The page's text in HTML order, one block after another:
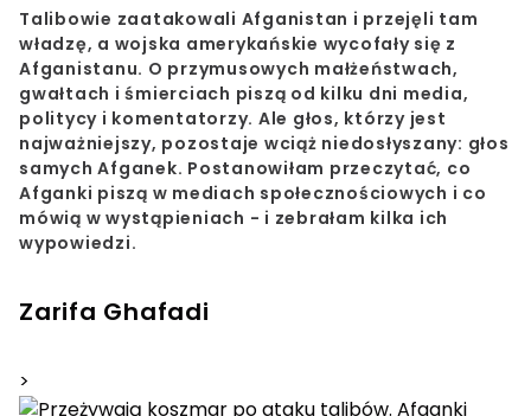
Talibowie zaatakowali Afganistan i przejęli tam
władzę, a wojska amerykańskie wycofały się z
Afganistanu. O przymusowych małżeństwach,
gwałtach i śmierciach piszą od kilku dni media,
politycy i komentatorzy. Ale głos, którzy jest
najważniejszy, pozostaje wciąż niedosłyszany: głos
samych Afganek. Postanowiłam przeczytać, co
Afganki piszą w mediach społecznościowych i co
mówią w wystąpieniach - i zebrałam kilka ich
wypowiedzi.
Zarifa Ghafadi
>